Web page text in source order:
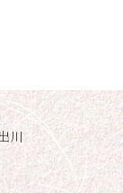
川